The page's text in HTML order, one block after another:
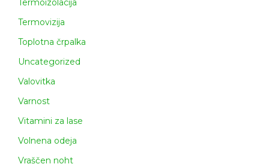
Termoizolacija
Termovizija
Toplotna črpalka
Uncategorized
Valovitka
Varnost
Vitamini za lase
Volnena odeja
Vraščen noht